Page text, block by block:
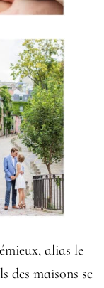
alias le
des maisons se